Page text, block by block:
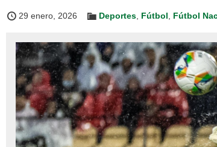
29 enero, 2026 Deportes Fútbol Fútbol